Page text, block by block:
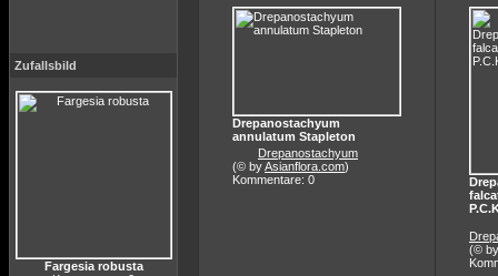
Zufallsbild
Fargesia robusta
Drepanostachyum
annulatum Stapleton
Drepanostachyum
(© byAsianflora.com)
Kommentare: 0
(©